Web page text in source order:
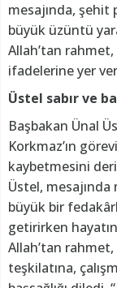
mesajında, şehit
büyük üzüntü
Allah’tan rahmet,
ifadelerine yer
Üstel sabır ve
Başbakan Ünal
Korkmaz’ın
kaybetmesini
Üstel,
büyük bir
getirirken
Allah’tan
teşkilatına,